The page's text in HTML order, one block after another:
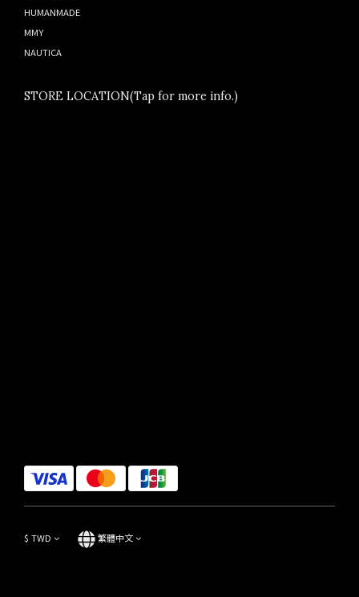
HUMANMADE
MMY
NAUTICA
STORE LOCATION(Tap for more info.)
$ TWD 繁體中文